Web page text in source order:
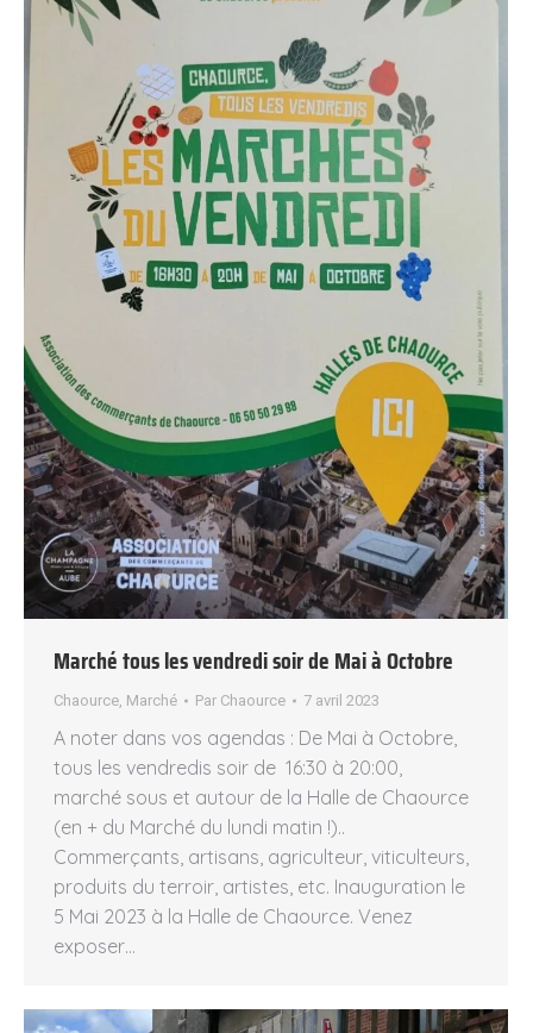
Marché tous les vendredi soir de Mai à Octobre
Chaource, Marché Par Chaource 7 avril 2023
A noter dans vos agendas : De Mai à Octobre,
tous les vendredis soir de 16:30 à 20:00,
marché sous et autour de la Halle de Chaource
(en + du Marché du lundi matin !)..
Commerçants, artisans, agriculteur, viticulteurs,
produits du terroir, artistes, etc. Inauguration le
5 Mai 2023 à la Halle de Chaource. Venez
exposer…